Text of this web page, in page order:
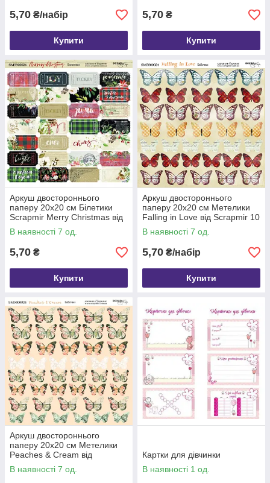
5,70 ₴/набір
Купити
5,70 ₴
Купити
Аркуш двостороннього
паперу 20х20 см Білетики
Scrapmir Merry Christmas від
Scrapmir 10 шт. SM5900026
В наявності 7 од.
5,70 ₴
Купити
Аркуш двостороннього
паперу 20х20 см Метелики
Falling in Love від Scrapmir 10
шт SM5800024
В наявності 7 од.
5,70 ₴/набір
Купити
Аркуш двостороннього
паперу 20х20 см Метелики
Peaches & Cream від
Scrapmir 10 шт. SM5400024
В наявності 7 од.
Картки для дівчинки
В наявності 1 од.